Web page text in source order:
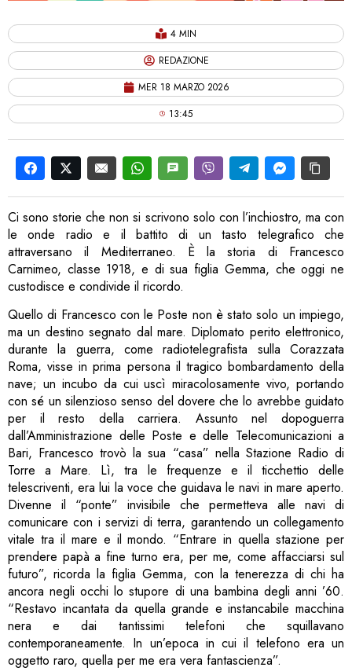
4 MIN
REDAZIONE
MER 18 MARZO 2026
13:45
Ci sono storie che non si scrivono solo con l’inchiostro, ma con
le onde radio e il battito di un tasto telegrafico che
attraversano il Mediterraneo. È la storia di Francesco
Carnimeo, classe 1918, e di sua figlia Gemma, che oggi ne
custodisce e condivide il ricordo.
Quello di Francesco con le Poste non è stato solo un impiego,
ma un destino segnato dal mare. Diplomato perito elettronico,
durante la guerra, come radiotelegrafista sulla Corazzata
Roma, visse in prima persona il tragico bombardamento della
nave; un incubo da cui uscì miracolosamente vivo, portando
con sé un silenzioso senso del dovere che lo avrebbe guidato
per il resto della carriera. Assunto nel dopoguerra
dall’Amministrazione delle Poste e delle Telecomunicazioni a
Bari, Francesco trovò la sua “casa” nella Stazione Radio di
Torre a Mare. Lì, tra le frequenze e il ticchettio delle
telescriventi, era lui la voce che guidava le navi in mare aperto.
Divenne il “ponte” invisibile che permetteva alle navi di
comunicare con i servizi di terra, garantendo un collegamento
vitale tra il mare e il mondo. “Entrare in quella stazione per
prendere papà a fine turno era, per me, come affacciarsi sul
futuro”, ricorda la figlia Gemma, con la tenerezza di chi ha
ancora negli occhi lo stupore di una bambina degli anni ’60.
“Restavo incantata da quella grande e instancabile macchina
nera e dai tantissimi telefoni che squillavano
contemporaneamente. In un’epoca in cui il telefono era un
oggetto raro, quella per me era vera fantascienza”.